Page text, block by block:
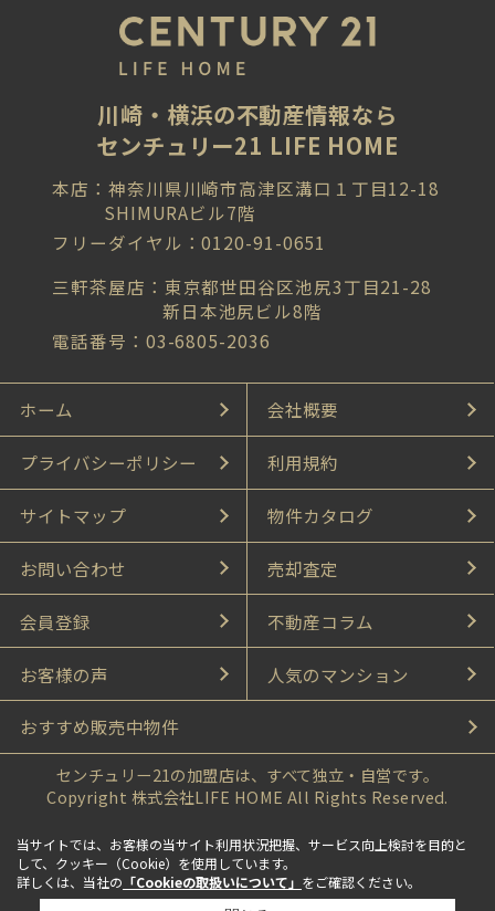
川崎・横浜の不動産情報なら
センチュリー21 LIFE HOME
本店：神奈川県川崎市高津区溝口１丁目12-18
SHIMURAビル7階
フリーダイヤル：0120-91-0651
三軒茶屋店：東京都世田谷区池尻3丁目21-28
新日本池尻ビル8階
電話番号：03-6805-2036
ホーム 会社概要
プライバシーポリシー 利用規約
サイトマップ 物件カタログ
お問い合わせ 売却査定
会員登録 不動産コラム
お客様の声 人気のマンション
おすすめ販売中物件
センチュリー21の加盟店は、すべて独立・自営です。
Copyright 株式会社LIFE HOME All Rights Reserved.
当サイトでは、お客様の当サイト利用状況把握、サービス向上検討を目的と
して、クッキー（Cookie）を使用しています。
詳しくは、当社の 「Cookieの取扱いについて」 をご確認ください。